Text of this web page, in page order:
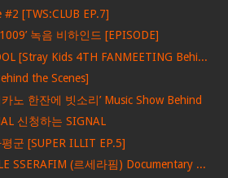
[TWS:CLUB EP.7]
녹음 비하인드 [EPISODE]
[Stray Kids 4TH FANMEETING Behi...
the Scenes]
노 한잔에 빗소리’ Music Show Behind
신청하는 SIGNAL
군 [SUPER ILLIT EP.5]
SSERAFIM (르세라핌) Documentary ...